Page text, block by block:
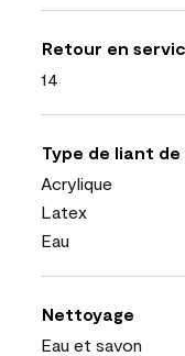
Retour en
14
Type de liant de
Acrylique
Latex
Eau
Nettoyage
Eau et savon